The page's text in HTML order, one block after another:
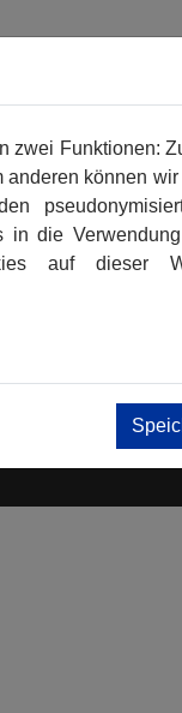
zwei Funktionen:
können
in die
auf dieser